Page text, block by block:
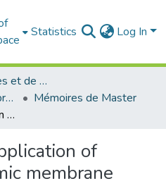
Statistics Log In
Faculté des sciences et de la technologie
Département génie des procédés
Mémoires de Master
Fabrication and application of natural clay ceramic membrane
of
membrane